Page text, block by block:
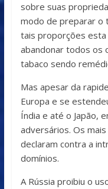
sobre suas
modo de preparar o
tais proporções
abandonar todos os
tabaco sendo
Mas apesar da
Europa e se
Índia e até o Japão,
adversários. Os
declaram contra a
domínios.
A Rússia proibiu o